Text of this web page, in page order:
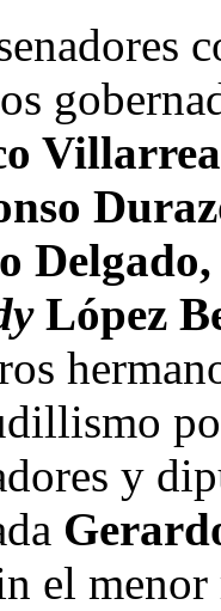
Delgado,
López
y
el